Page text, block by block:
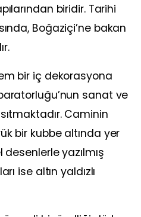
biridir. Tarihi
Boğaziçi’ne bakan
bir iç dekorasyona
sanat ve
Caminin
bir kubbe altında yer
yazılmış
ise altın yaldızlı